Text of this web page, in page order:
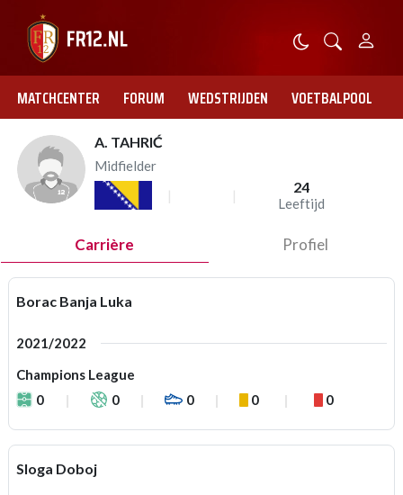
MATCHCENTER FORUM WEDSTRIJDEN VOETBALPOOL
A. TAHRIĆ
Midfielder
24
Leeftijd
Carrière Profiel
Borac Banja Luka
2021/2022
Champions League
0
0 0 0 0
Sloga Doboj